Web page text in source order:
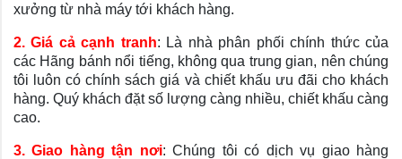
xưởng từ nhà máy tới khách hàng.
2. Giá cả cạnh tranh: Là nhà phân phối chính thức của
các Hãng bánh nổi tiếng, không qua trung gian, nên chúng
tôi luôn có chính sách giá và chiết khấu ưu đãi cho khách
hàng. Quý khách đặt số lượng càng nhiều, chiết khấu càng
cao.
3. Giao hàng tận nơi: Chúng tôi có dịch vụ giao hàng